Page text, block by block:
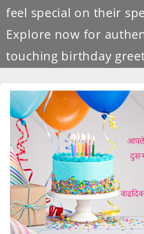
feel special on their
Explore now for
touching birthday